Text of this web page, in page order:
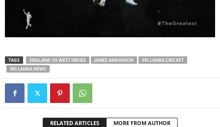
TAGS ENGLAND VS WEST INDIES JAMES ANDARSON
SRI LANKA CRICKET
SRI LANKA NEWS
RELATED ARTICLES MORE FROM AUTHOR